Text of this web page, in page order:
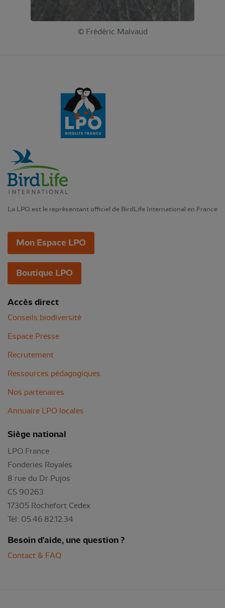
© Frédéric Malvaud
La LPO est le représentant officiel de BirdLife International en France
Mon Espace LPO
Boutique LPO
Accès direct
Conseils biodiversité
Espace Presse
Recrutement
Ressources pédagogiques
Nos partenaires
Annuaire LPO locales
Siège national
LPO France
Fonderies Royales
8 rue du Dr Pujos
CS 90263
17305 Rochefort Cedex
Tél: 05.46.82.12.34
Besoin d'aide, une question ?
Contact & FAQ